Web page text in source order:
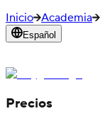
Inicio Academia
Español
Precios